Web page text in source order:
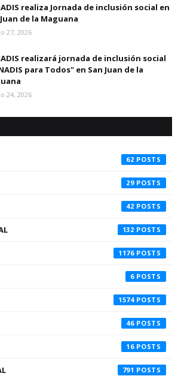
realiza Jornada de inclusión social en
de la Maguana
27, 2026
realizará jornada de inclusión social
para Todos" en San Juan de la
24, 2026
62
29
42
132
1176
6
1574
46
16
791